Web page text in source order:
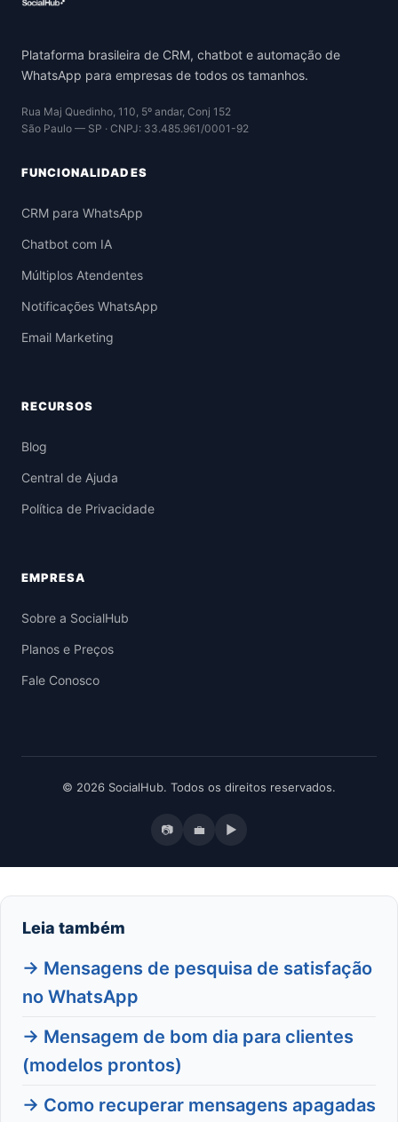
Plataforma brasileira de CRM, chatbot e automação de
WhatsApp para empresas de todos os tamanhos.
Rua Maj Quedinho, 110, 5º andar, Conj 152
São Paulo — SP · CNPJ: 33.485.961/0001-92
FUNCIONALIDADES
CRM para WhatsApp
Chatbot com IA
Múltiplos Atendentes
Notificações WhatsApp
Email Marketing
RECURSOS
Blog
Central de Ajuda
Política de Privacidade
EMPRESA
Sobre a SocialHub
Planos e Preços
Fale Conosco
© 2026 SocialHub. Todos os direitos reservados.
📷 💼 ▶
Leia também
→ Mensagens de pesquisa de satisfação
no WhatsApp
→ Mensagem de bom dia para clientes
(modelos prontos)
→ Como recuperar mensagens apagadas